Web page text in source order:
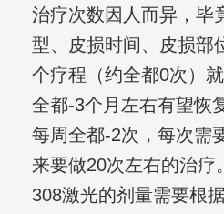
治疗次数因人而异，毕
型、皮损时间、皮损部
个疗程（约全都0次）
全都-3个月左右有望恢
每周全都-2次，每次需
来要做20次左右的治疗
308激光的剂量需要根